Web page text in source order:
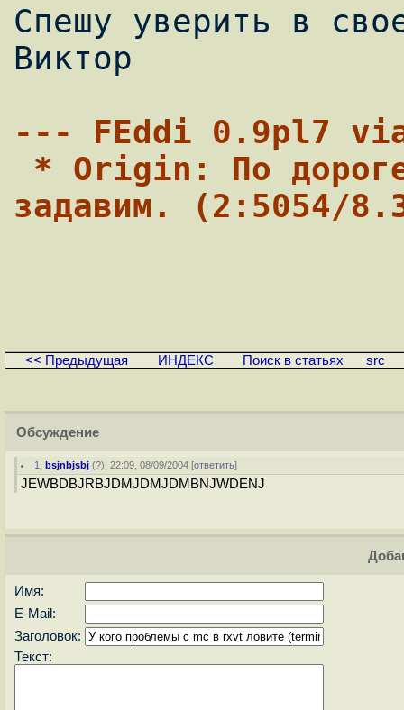
Спешу уверить в
Виктор
--- FEddi 0.9pl7 via
задавим. (2:5054/
<< Предыдущая ИНДЕКС Поиск в статьях src
Обсуждение
1 ,bsjnbjsbj (?), 22:09, 08/09/2004 [ответить]
JEWBDBJRBJDMJDMJDMBNJWDENJ
Имя:
E-Mail:
Заголовок:
Текст: